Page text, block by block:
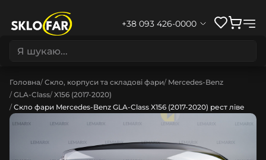
+38 093 426-0000
Головна Скло, корпуси та складові фари Mercedes-Benz
GLA-Class X156 (2017-2020)
Скло фари Mercedes-Benz GLA-Class X156 (2017-2020) рест ліве